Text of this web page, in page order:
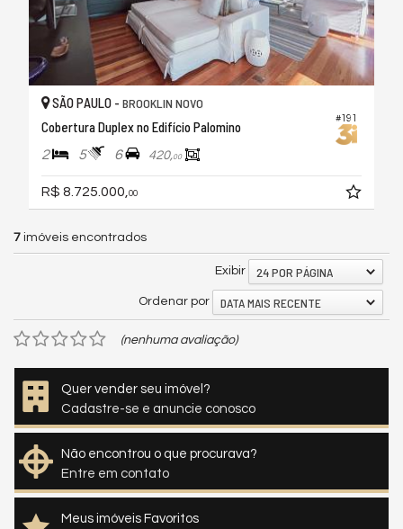
#191
SÃO PAULO - BROOKLIN NOVO
Cobertura Duplex no Edifício Palomino
2 5 6 420,00
R$ 8.725.000,00
7 imóveis encontrados
Exibir 24 POR PÁGINA
Ordenar por DATA MAIS RECENTE
(nenhuma avaliação)
Quer vender seu imóvel?
Cadastre-se e anuncie conosco
Não encontrou o que procurava?
Entre em contato
Meus imóveis Favoritos